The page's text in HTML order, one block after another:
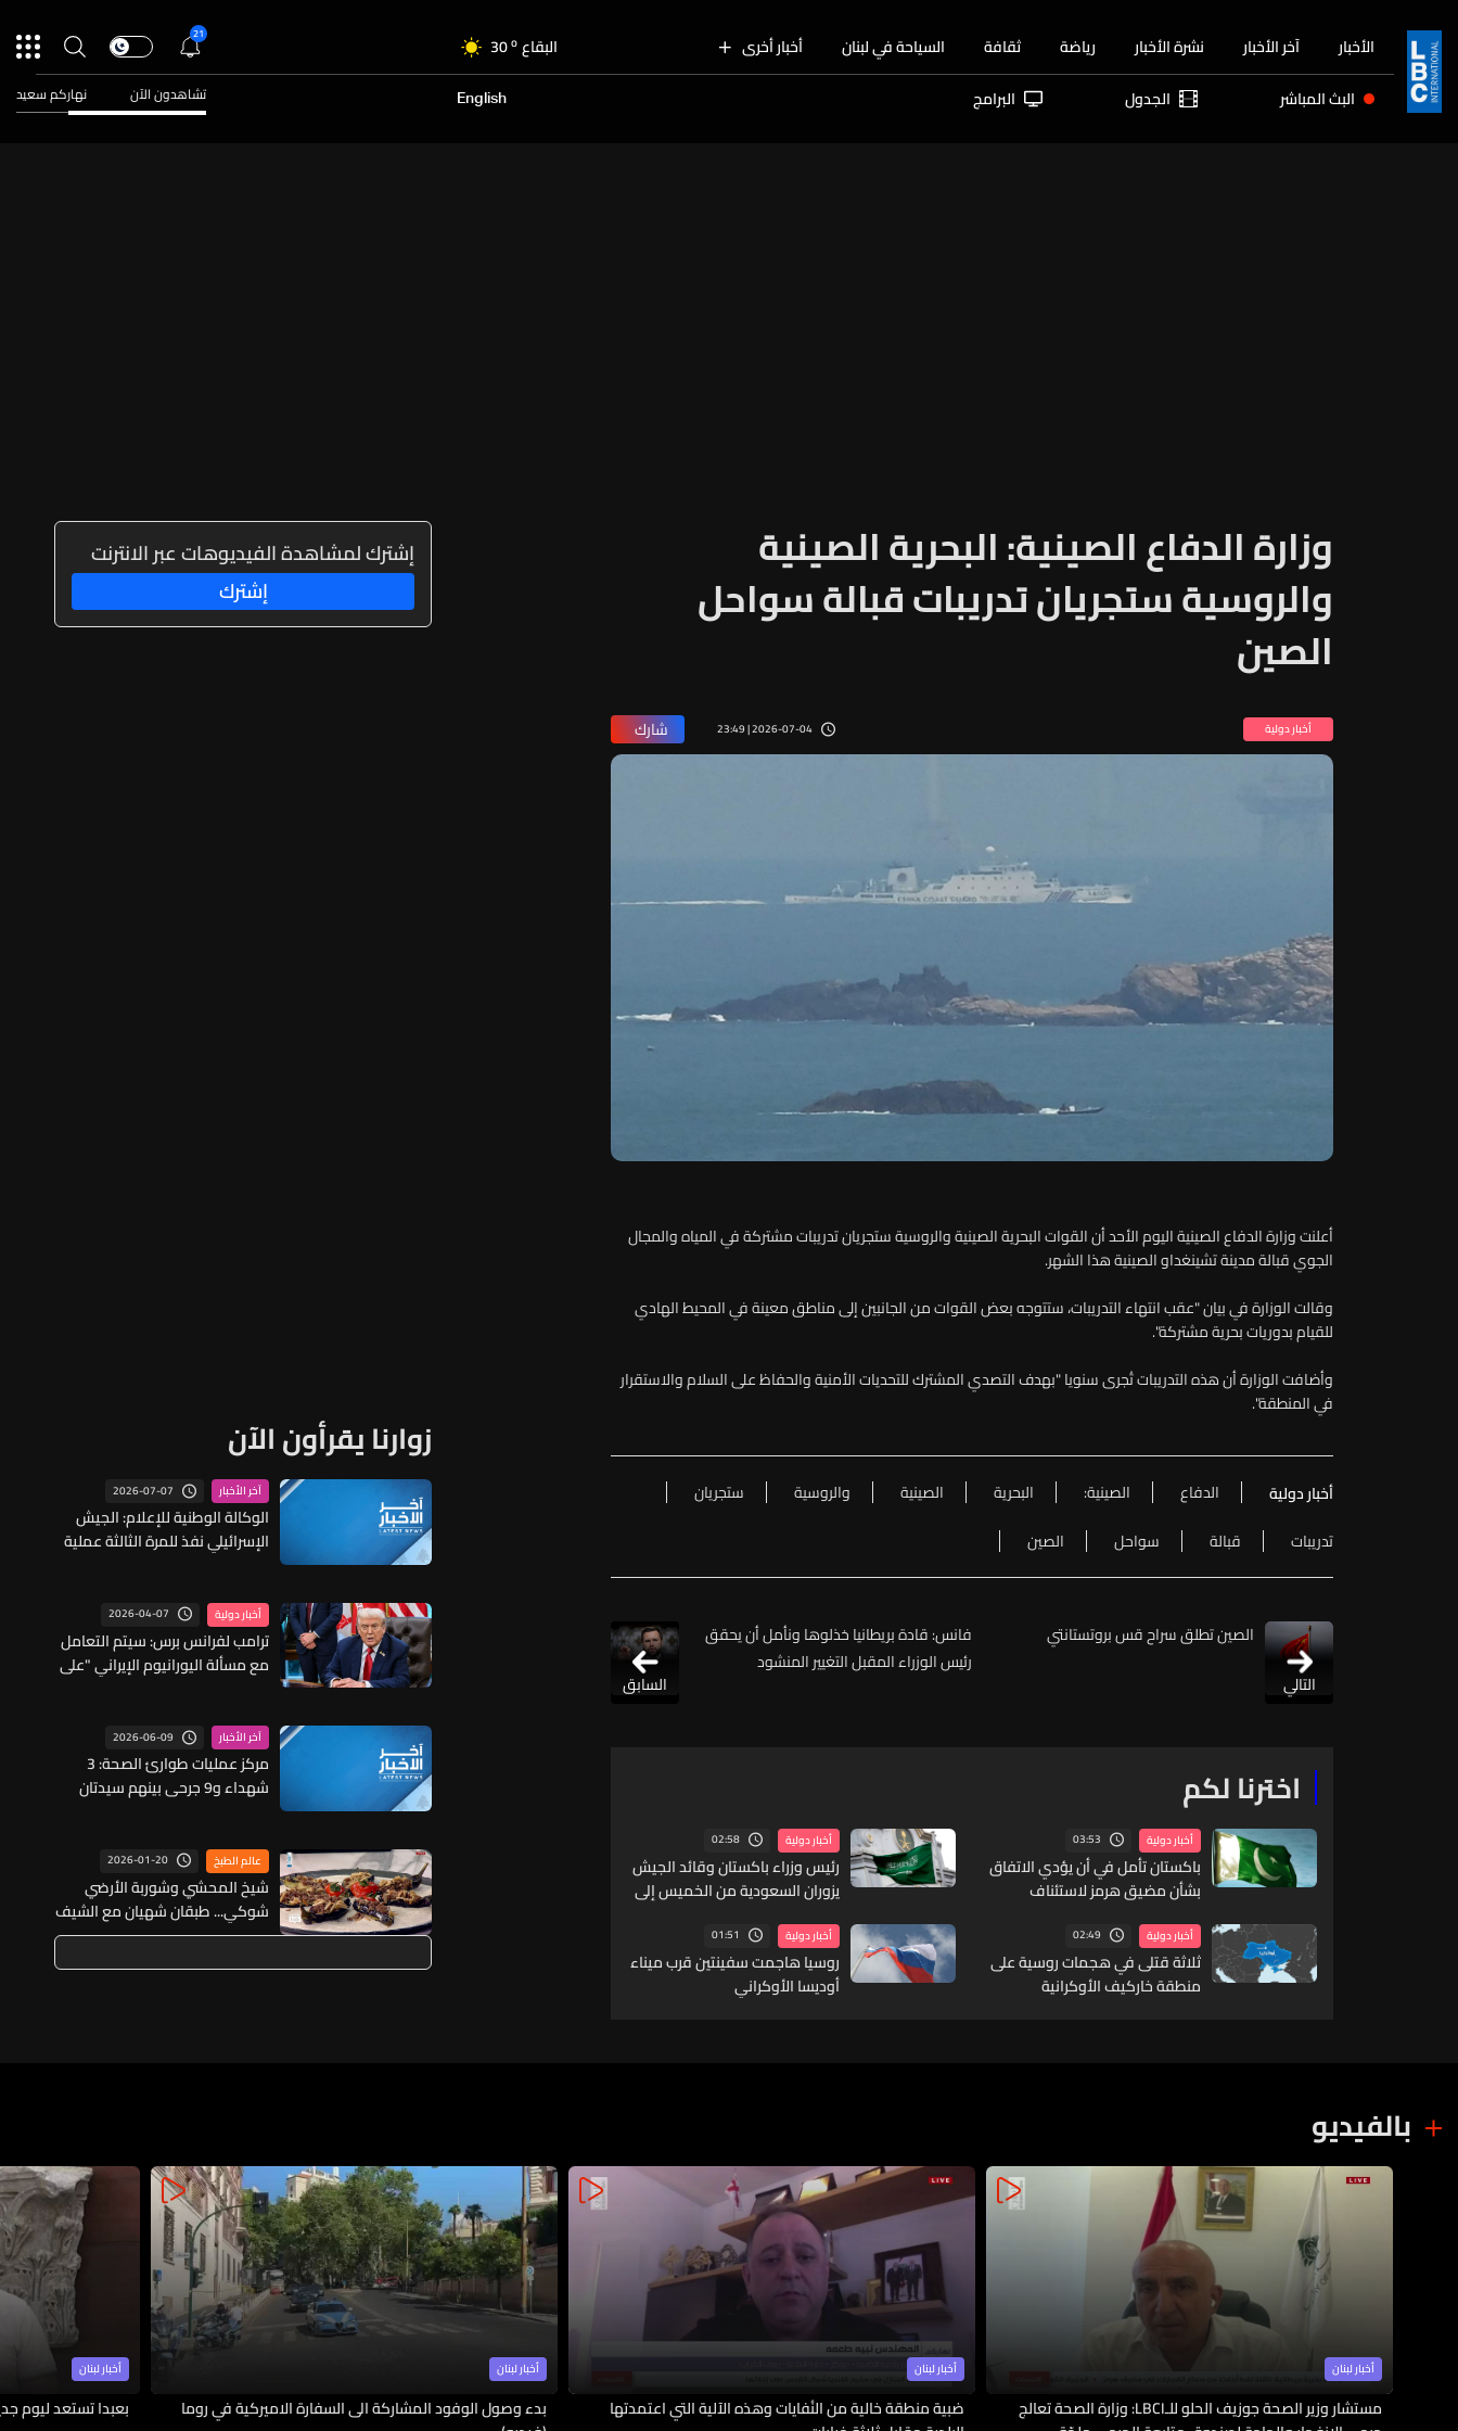
الأخبار آخر الأخبار نشرة الأخبار رياضة ثقافة السياحة في لبنان أخبار أخرى البقاع 30o
الجنوب 28o
29
21
البث المباشر الجدول البرامج English تشاهدون الآن نهاركم سعيد
وزارة الدفاع الصينية: البحرية الصينية
والروسية ستجريان تدريبات قبالة سواحل
الصين
أخبار دولية 2026-07-04 | 23:49 شارك
أعلنت وزارة الدفاع الصينية اليوم الأحد أن القوات البحرية الصينية والروسية ستجريان تدريبات مشتركة في المياه والمجال
الجوي قبالة مدينة تشينغداو الصينية هذا الشهر.
وقالت الوزارة في بيان "عقب انتهاء التدريبات، ستتوجه بعض القوات من الجانبين إلى مناطق معينة في المحيط الهادي
للقيام بدوريات بحرية مشتركة".
وأضافت الوزارة أن هذه التدريبات تُجرى سنويا "بهدف التصدي المشترك للتحديات الأمنية والحفاظ على السلام والاستقرار
في المنطقة".
أخبار دولية الدفاع الصينية: البحرية الصينية والروسية
ستجريان
تدريبات
قبالة سواحل الصين
التالي
الصين تطلق سراح قس بروتستانتي
فانس: قادة بريطانيا خذلوها ونأمل أن يحقق
رئيس الوزراء المقبل التغيير المنشود
السابق
اخترنا لكم
أخبار دولية 03:53
باكستان تأمل في أن يؤدي الاتفاق
بشأن مضيق هرمز لاستئناف
أخبار دولية 02:58
رئيس وزراء باكستان وقائد الجيش
يزوران السعودية من الخميس إلى
أخبار دولية 02:49
ثلاثة قتلى في هجمات روسية على
منطقة خاركيف الأوكرانية
أخبار دولية 01:51
روسيا هاجمت سفينتين قرب ميناء
أوديسا الأوكراني
إشترك لمشاهدة الفيديوهات عبر الانترنت
إشترك
زوارنا يقرأون الآن
آخر الأخبار 2026-07-07
الوكالة الوطنية للإعلام: الجيش
الإسرائيلي نفذ للمرة الثالثة عملية
أخبار دولية 2026-04-07
ترامب لفرانس برس: سيتم التعامل
مع مسألة اليورانيوم الإيراني "على
آخر الأخبار 2026-06-09
مركز عمليات طوارئ الصحة: 3
شهداء و9 جرحى بينهم سيدتان
عالم الطبخ 2026-01-20
شيخ المحشي وشوربة الأرضي
شوكي... طبقان شهيان مع الشيف
فادي زغيب (فيديو)
بالفيديو
أخبار لبنان
مستشار وزير الصحة جوزيف الحلو للـLBCI: وزارة الصحة تعالج
أخبار لبنان
ضبية منطقة خالية من النُفايات وهذه الآلية التي اعتمدتها
أخبار لبنان
بدء وصول الوفود المشاركة الى السفارة الاميركية في روما
أخبار لبنان
بعبدا تستعد ليوم